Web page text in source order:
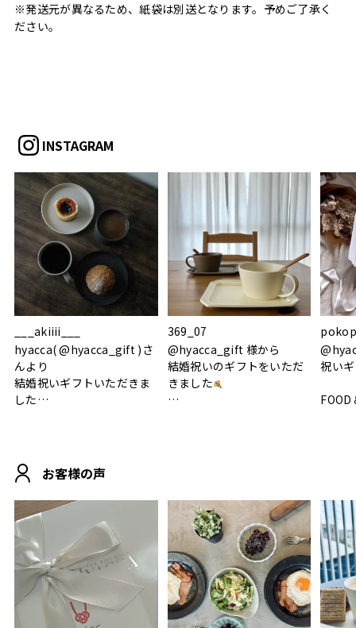
※発送元が異なるため、紙袋は別送となります。予めご了承く
ださい。
INSTAGRAM
___akiiii___
hyacca( @hyacca_gift )さ
んより
結婚祝いギフトいただきま
した
おうちカフェもお洒落にな
って嬉しい𖠚 ⡱
.
#hyacca #結婚祝い
369_07
@hyacca_gift 様から
結婚祝いのギフトをいただ
きました
素敵なギフトを
ありがとうございました
#hyacca #結婚祝い
#お祝い #プレゼント
祝い
FOOD
真っ
いい
#結婚
淡色
結婚
色イ
お客様の声